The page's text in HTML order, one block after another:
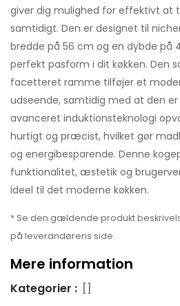
giver dig mulighed for effektivt at
samtidigt. Den er designet til
bredde på 56 cm og en dybde på
perfekt pasform i dit køkken. Den
facetteret ramme tilføjer et
udseende, samtidig med at den
avanceret induktionsteknologi
hurtigt og præcist, hvilket gør
og energibesparende. Denne
funktionalitet, æstetik og
ideel til det moderne køkken.
* Se den gældende produkt
på leverandørens side.
Mere information
Kategorier :